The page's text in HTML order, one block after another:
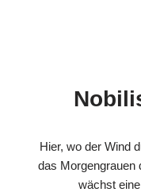
Hier, wo der Wind
das Morgengrauen
wächst